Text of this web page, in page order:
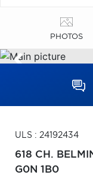
PHOTOS
ULS : 24192434
618 CH.
G0N 1B0